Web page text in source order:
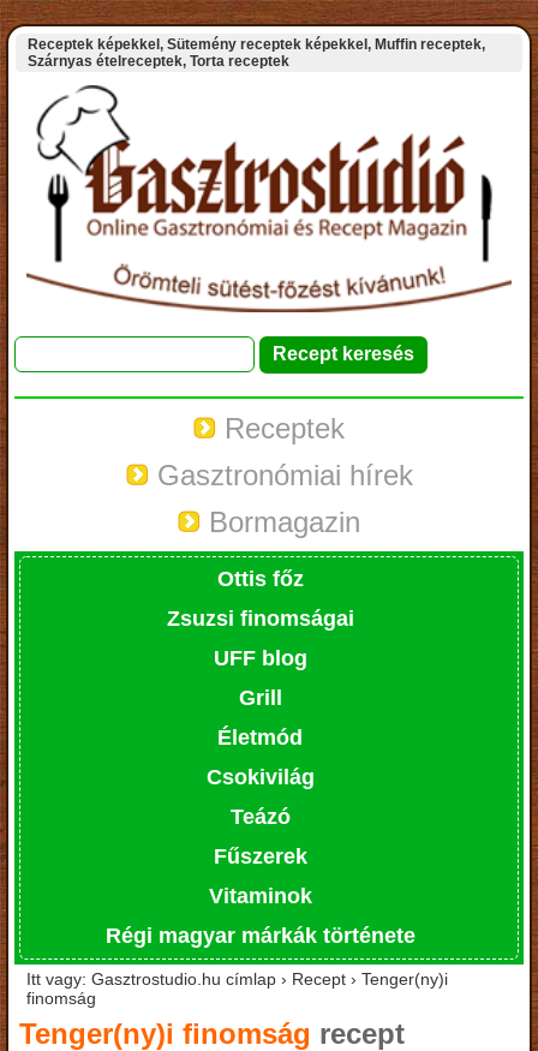
Receptek képekkel, Sütemény receptek képekkel, Muffin receptek,
Szárnyas ételreceptek, Torta receptek
Receptek
Gasztronómiai hírek
Bormagazin
Ottis főz
Zsuzsi finomságai
UFF blog
Grill
Életmód
Csokivilág
Teázó
Fűszerek
Vitaminok
Régi magyar márkák története
Itt vagy: Gasztrostudio.hu címlap › Recept › Tenger(ny)i
finomság
Tenger(ny)i finomság recept